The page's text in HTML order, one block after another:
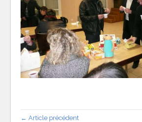
← Article précédent